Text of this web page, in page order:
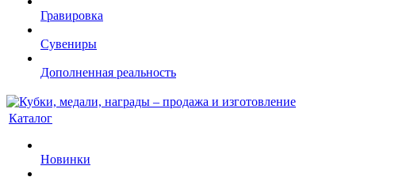
Гравировка
Сувениры
Дополненная реальность
Каталог
Новинки